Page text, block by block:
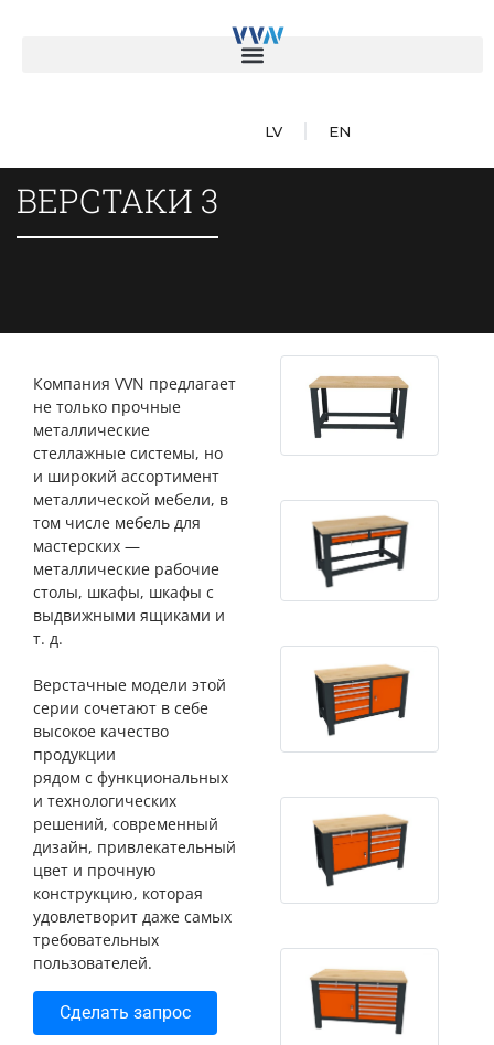
LV EN
ВЕРСТАКИ 3
Компания VVN предлагает
не только прочные
металлические
стеллажные системы, но
и широкий ассортимент
металлической мебели, в
том числе мебель для
мастерских —
металлические рабочие
столы, шкафы, шкафы с
выдвижными ящиками и
т. д.
Верстачные модели этой
серии сочетают в себе
высокое качество
продукции
рядом с функциональных
и технологических
решений, современный
дизайн, привлекательный
цвет и прочную
конструкцию, которая
удовлетворит даже самых
требовательных
пользователей.
Сделать запрос